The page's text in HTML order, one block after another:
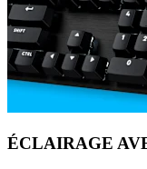
ÉCLAIRAGE